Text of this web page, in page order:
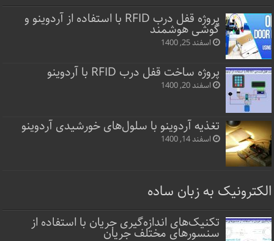
پروژه قفل‌ درب RFID با استفاده از آردوینو و
گوشی هوشمند
اسفند 25, 1400
پروژه ساخت قفل‌ درب RFID با آردوینو
اسفند 20, 1400
تغذیه آردوینو با سلول‌های خورشیدی آردوینو
اسفند 14, 1400
الکترونیک به زبان ساده
تکنیک‌های اندازه‌گیری جریان با استفاده از
سنسورهای مختلف جریان